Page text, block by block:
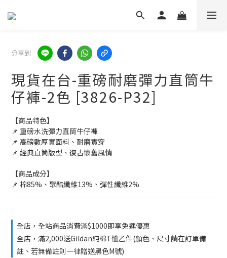
分享到
現貨在台-重磅耐磨彈力直筒牛
仔褲-2色 [3826-P32]
【商品特色】
📌 重磅水洗彈力直筒牛仔褲
📌 高磅數厚實面料、耐磨實穿
📌 經典直筒版型、復古懷舊風情
【商品成分】
📌 棉85%、聚酯纖維13%、彈性纖維2%
全店，全站商品消費滿$1000即享免運優惠
全店，滿2,000送Gildan純棉T恤乙件(顏色、尺寸請在訂單備
註、若無備註則一律贈送黑色M號)